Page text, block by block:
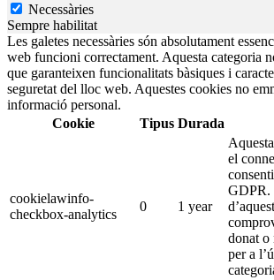
Necessàries
Sempre habilitat
Les galetes necessàries són absolutament
web funcioni correctament. Aquesta categoria
que garanteixen funcionalitats bàsiques i
seguretat del lloc web. Aquestes cookies no
informació personal.
Cookie
Tipus Durada
cookielawinfo-
checkbox-analytics
0 1 year
el
GDPR.
donat o
per a